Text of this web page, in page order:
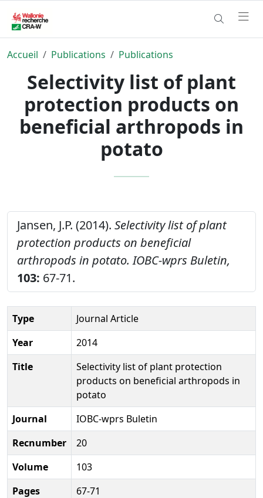
Accueil Publications Publications
Selectivity list of plant
protection products on
beneficial arthropods in
potato
Jansen, J.P. (2014). Selectivity list of plant
protection products on beneficial
arthropods in potato. IOBC-wprs Buletin,
103: 67-71.
Type
Journal Article
Year
2014
Title
Selectivity list of plant protection
products on beneficial arthropods in
potato
Journal
IOBC-wprs Buletin
Recnumber
20
Volume
103
Pages
67-71